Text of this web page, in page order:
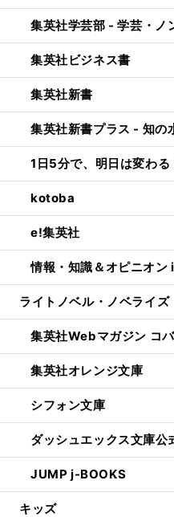
集英社学芸部 - 学芸・ノ
集英社ビジネス書
集英社新書
集英社新書プラス - 知の
1日5分で、明日は変わ
kotoba
e!集英社
情報・知識＆オピニオ
ライトノベル・ノベライズ
集英社Webマガジン コ
集英社オレンジ文庫
シフォン文庫
ダッシュエックス文庫公
JUMP j-BOOKS
キッズ